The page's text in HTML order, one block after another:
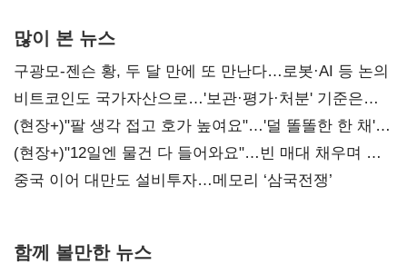
많이 본 뉴스
구광모-젠슨 황, 두 달 만에 또 만난다…로봇·AI 등 논의
비트코인도 국가자산으로…'보관·평가·처분' 기준은
숙제
(현장+)"팔 생각 접고 호가 높여요"…'덜 똘똘한 한 채'
20억 키맞추기
(현장+)"12일엔 물건 다 들어와요"…빈 매대 채우며 문
연 홈플러스
중국 이어 대만도 설비투자…메모리 ‘삼국전쟁’
함께 볼만한 뉴스